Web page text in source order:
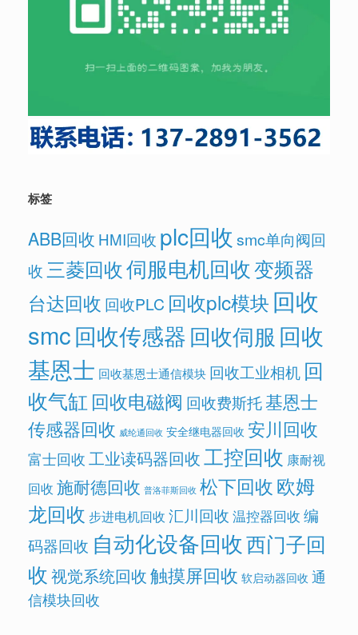
标签
ABB回收 HMI回收 plc回收 smc单向阀回
收三菱回收伺服电机回收变频器
台达回收 回收PLC 回收plc模块 回收
smc回收传感器回收伺服 回收
基恩士 回收基恩士通信模块 回收工业相机 回
收气缸 回收电磁阀 回收费斯托基恩士
传感器回收 威纶通回收 安全继电器回收 安川回收
富士回收工业读码器回收工控回收 康耐视
回收 施耐德回收 普洛菲斯回收 松下回收欧姆
龙回收 步进电机回收 汇川回收 温控器回收 编
码器回收 自动化设备回收西门子回
收视觉系统回收触摸屏回收 软启动器回收 通
信模块回收